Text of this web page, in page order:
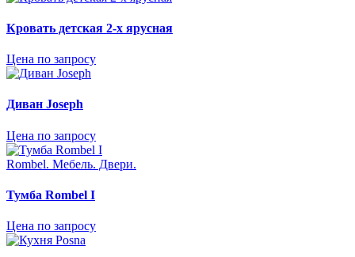
Кровать детская 2-х ярусная
Цена по запросу
Диван Joseph
Цена по запросу
Rombel. Mебель. Двери.
Тумба Rombel I
Цена по запросу